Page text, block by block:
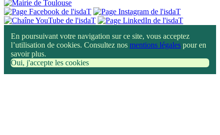
En poursuivant votre navigation sur ce site, vous acceptez
l’utilisation de cookies. Consultez nos mentions légales pour en
savoir plus.
Oui, j'accepte les cookies